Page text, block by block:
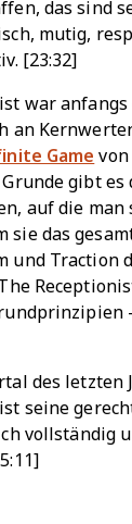
das sind
mutig,
[23:32]
war
an
Game von
gibt es
auf die man
sie das
und Traction
des letzten
seine
vollständig